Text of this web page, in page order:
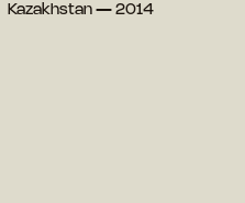
Kazakhstan — 2014